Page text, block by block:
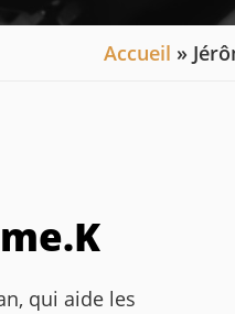
Accueil »
qui aide les